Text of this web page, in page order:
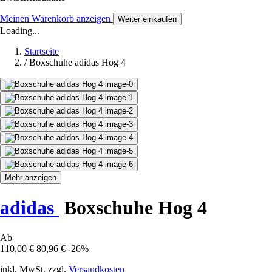
Meinen Warenkorb anzeigen Weiter einkaufen
Loading...
Startseite
/ Boxschuhe adidas Hog 4
Mehr anzeigen
adidas Boxschuhe Hog 4
Ab
110,00 € 80,96 € -26%
inkl. MwSt. zzgl. Versandkosten